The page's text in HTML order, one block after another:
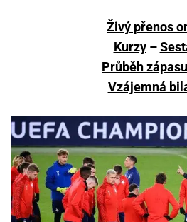
Živý přenos
Kurzy–
Průběh
Vzájemná